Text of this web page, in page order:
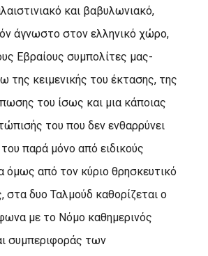
και βαβυλωνιακό,
άγνωστο στον ελληνικό χώρο,
Εβραίους συμπολίτες μας-
της κειμενικής του έκτασης, της
του ίσως και μια κάποιας
του που δεν ενθαρρύνει
παρά μόνο από ειδικούς
όμως από τον κύριο θρησκευτικό
στα δυο Ταλμούδ καθορίζεται ο
με το Νόμο καθημερινός
συμπεριφοράς των